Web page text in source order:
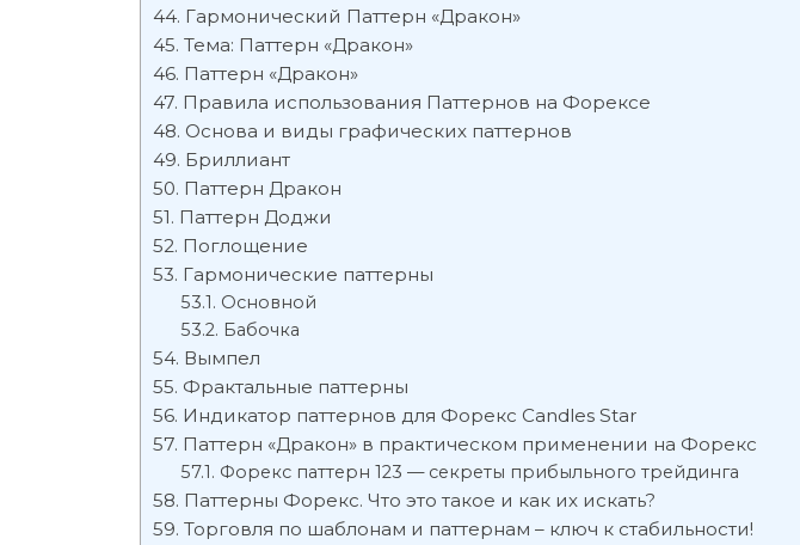
Гармонический Паттерн «Дракон»
Тема: Паттерн «Дракон»
Паттерн «Дракон»
Правила использования Паттернов на Форексе
Основа и виды графических паттернов
Бриллиант
Паттерн Дракон
Паттерн Доджи
Поглощение
Гармонические паттерны
Основной
Бабочка
Вымпел
Фрактальные паттерны
Индикатор паттернов для Форекс Candles Star
Паттерн «Дракон» в практическом применении на Форекс
Форекс паттерн 123 — секреты прибыльного трейдинга
Паттерны Форекс. Что это такое и как их искать?
Торговля по шаблонам и паттернам – ключ к стабильности!